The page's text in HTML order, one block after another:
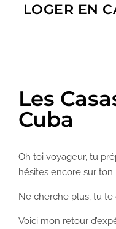
LOGER EN
Les
Cuba
Oh toi voyageur, tu
hésites encore sur
Ne cherche plus, tu te
Voici mon retour